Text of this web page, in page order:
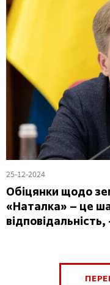
25-12-2024
Обіцянки щодо
«Наталка» – це